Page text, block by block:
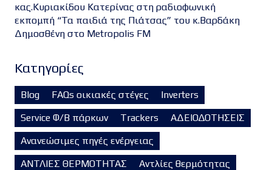
κας.Κυριακίδου Κατερίνας στη ραδιοφωνική
εκπομπή “Τα παιδιά της Πιάτσας” του κ.Βαρδάκη
Δημοσθένη στο Metropolis FM
Kατηγορίες
Blog FAQs οικιακές στέγες
Inverters
Service Φ/Β πάρκων
Trackers
ΑΔΕΙΟΔΟΤΗΣΕΙΣ
Ανανεώσιμες πηγές ενέργειας
ΑΝΤΛΙΕΣ ΘΕΡΜΟΤΗΤΑΣ
Αντλίες θερμότητας